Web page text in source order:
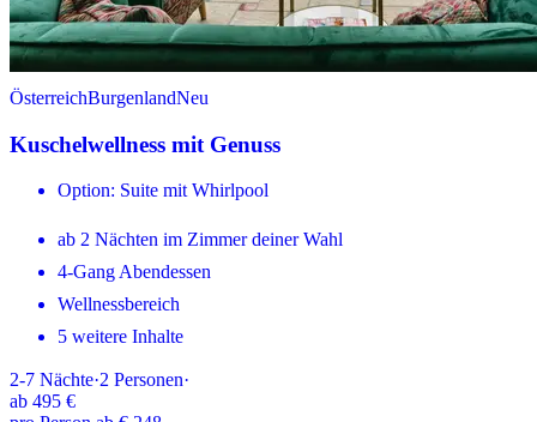
ÖsterreichBurgenlandNeu
Kuschelwellness mit Genuss
Option: Suite mit Whirlpool
ab 2 Nächten im Zimmer deiner Wahl
4-Gang Abendessen
Wellnessbereich
5 weitere Inhalte
2-7 Nächte·2 Personen·
ab 495 €